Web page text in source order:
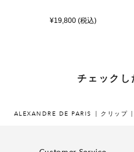
¥19,800 (税込)
チェック
ALEXANDRE DE PARIS クリップ